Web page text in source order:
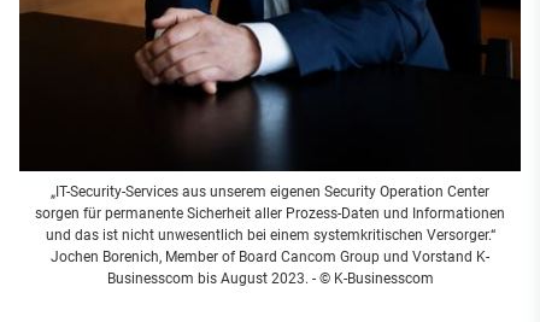
„IT-Security-Services aus unserem eigenen Security Operation Center
sorgen für permanente Sicherheit aller Prozess-Daten und Informationen
und das ist nicht unwesentlich bei einem systemkritischen Versorger.“
Jochen Borenich, Member of Board Cancom Group und Vorstand K-
Businesscom bis August 2023. - © K-Businesscom